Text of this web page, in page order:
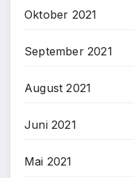
Oktober 2021
September 2021
August 2021
Juni 2021
Mai 2021